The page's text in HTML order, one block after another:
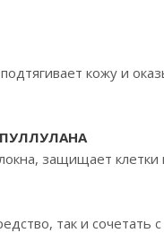
кожу и
защищает клетки
так и сочетать